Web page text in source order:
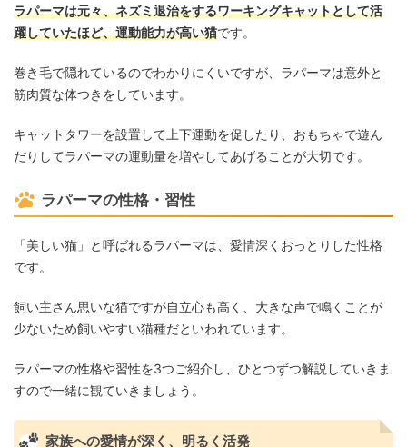
ラパーマは元々、ネズミ退治をするワーキングキャットとして活
躍していたほど、運動能力が高い猫です。
巻き毛で隠れているのでわかりにくいですが、ラパーマは意外と
筋肉質な体つきをしています。
キャットタワーを設置して上下運動を促したり、おもちゃで遊ん
だりしてラパーマの運動量を増やしてあげることが大切です。
ラパーマの性格・習性
「美しい猫」と呼ばれるラパーマは、愛情深くおっとりした性格
です。
飼い主さん思いな猫ですが自立心も高く、大きな声で鳴くことが
少ないため飼いやすい猫種だといわれています。
ラパーマの性格や習性を3つご紹介し、ひとつずつ解説していきま
すので一緒に観ていきましょう。
家族への愛情が深く、明るく活発